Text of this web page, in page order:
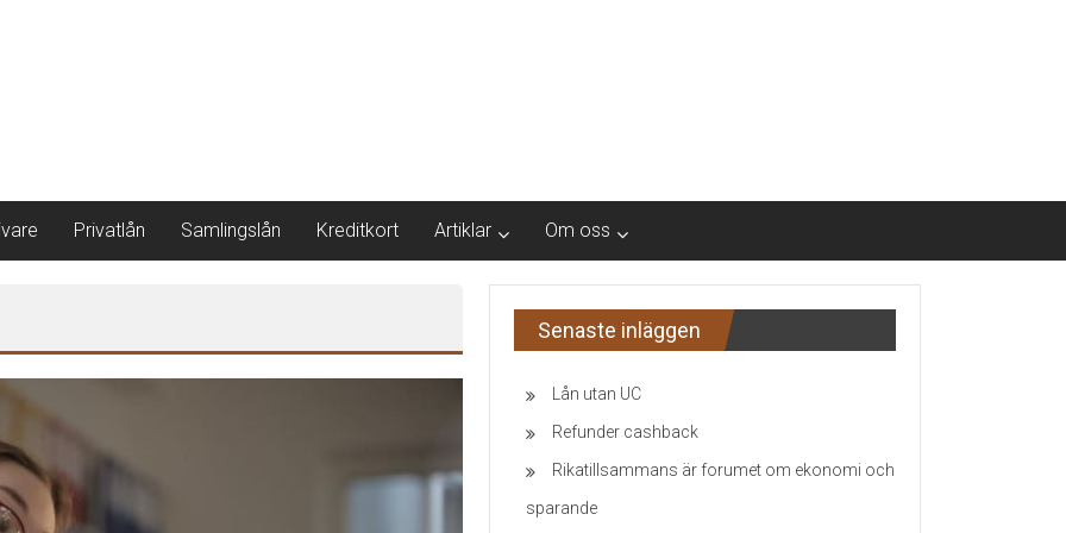
Privatlån Samlingslån Kreditkort Artiklar Om oss
Senaste inläggen
Lån utan UC
Refunder cashback
Rikatillsammans är forumet om ekonomi och
sparande